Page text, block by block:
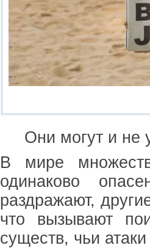
Они могут и не
В мире
одинаково
раздражают,
что вызывают
существ, чьи